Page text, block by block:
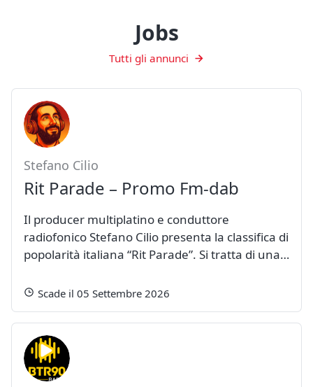
Jobs
Tutti gli annunci
Stefano Cilio
Rit Parade – Promo Fm-dab
Il producer multiplatino e conduttore
radiofonico Stefano Cilio presenta la classifica di
popolarità italiana “Rit Parade”. Si tratta di una…
Scade il 05 Settembre 2026